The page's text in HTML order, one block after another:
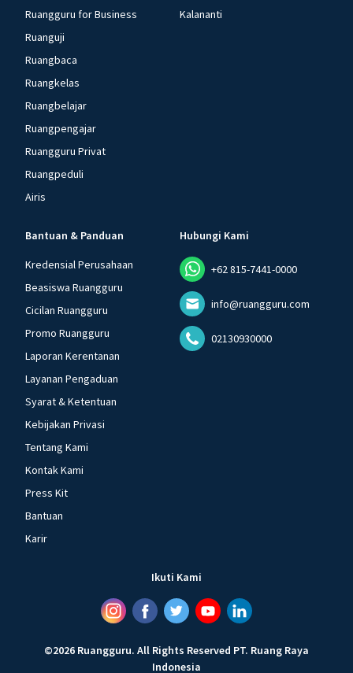
Ruangguru for Business
Ruanguji
Ruangbaca
Ruangkelas
Ruangbelajar
Ruangpengajar
Ruangguru Privat
Ruangpeduli
Airis
Kalananti
Bantuan & Panduan
Kredensial Perusahaan
Beasiswa Ruangguru
Cicilan Ruangguru
Promo Ruangguru
Laporan Kerentanan
Layanan Pengaduan
Syarat & Ketentuan
Kebijakan Privasi
Tentang Kami
Kontak Kami
Press Kit
Bantuan
Karir
Hubungi Kami
+62 815-7441-0000
info@ruangguru.com
02130930000
Ikuti Kami
©2026 Ruangguru. All Rights Reserved PT. Ruang Raya
Indonesia